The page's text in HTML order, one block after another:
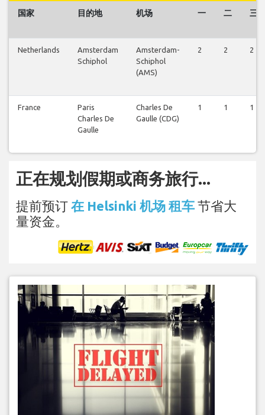
国家 目的地 机场 一 二 三
Netherlands
Amsterdam
Schiphol
Amsterdam-
Schiphol
(AMS)
2 2 2
France
Paris
Charles De
Gaulle
Charles De
Gaulle (CDG)
1 1 1
正在规划假期或商务旅行...
提前预订 在 Helsinki 机场 租车 节省大
量资金。